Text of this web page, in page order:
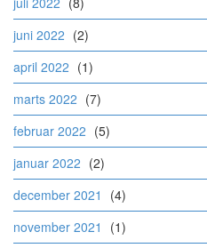
juni 2022 (2)
april 2022 (1)
marts 2022 (7)
februar 2022 (5)
januar 2022 (2)
december 2021
(4)
november 2021
(1)